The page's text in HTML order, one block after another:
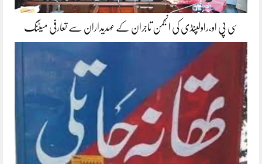
سی پی او،راولپنڈی کی انجمن تاجران کے عہدیداران سے تعارفی میٹنگ